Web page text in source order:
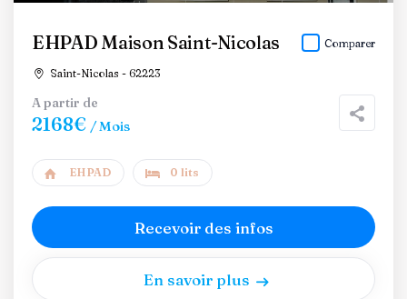
EHPAD Maison Saint-Nicolas
Saint-Nicolas - 62223
Comparer
A partir de
2168€ / Mois
EHPAD 0 lits
Recevoir des infos
En savoir plus